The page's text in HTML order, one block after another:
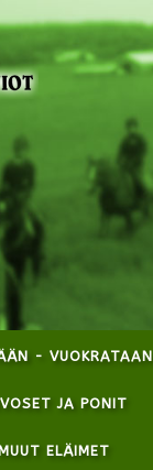
- VUOKRATAAN
JA PONIT
MUUT ELÄIMET